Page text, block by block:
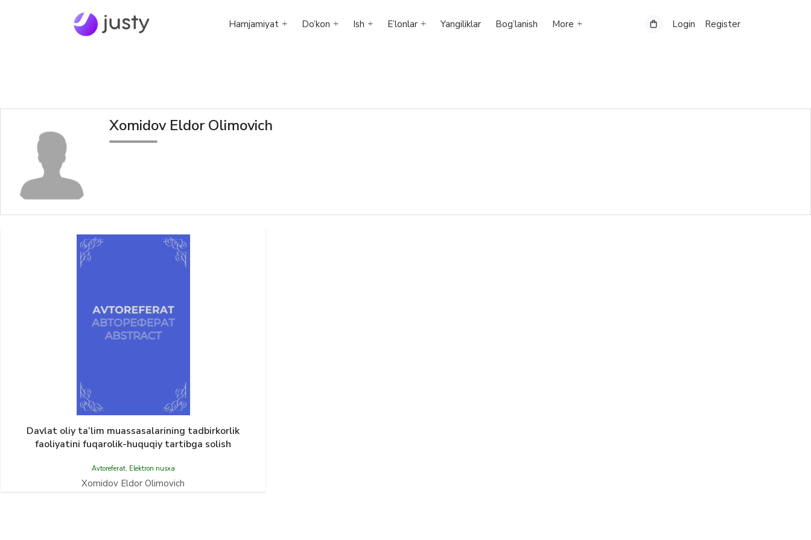
Hamjamiyat Do’kon Ish E’lonlar Yangiliklar Bog’lanish More Login Register
Xomidov Eldor Olimovich
Davlat oliy ta’lim muassasalarining tadbirkorlik
faoliyatini fuqarolik-huquqiy tartibga solish
Avtoreferat, Elektron nusxa
Xomidov Eldor Olimovich